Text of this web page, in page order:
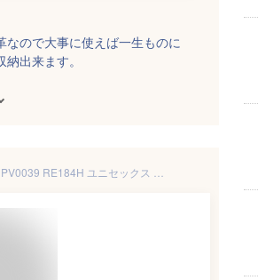
ので大事に使えば一生ものに
出来ます。